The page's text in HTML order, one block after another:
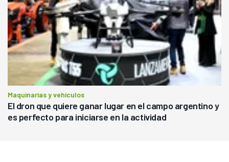
Maquinarias y vehículos
El dron que quiere ganar lugar en el campo argentino y
es perfecto para iniciarse en la actividad